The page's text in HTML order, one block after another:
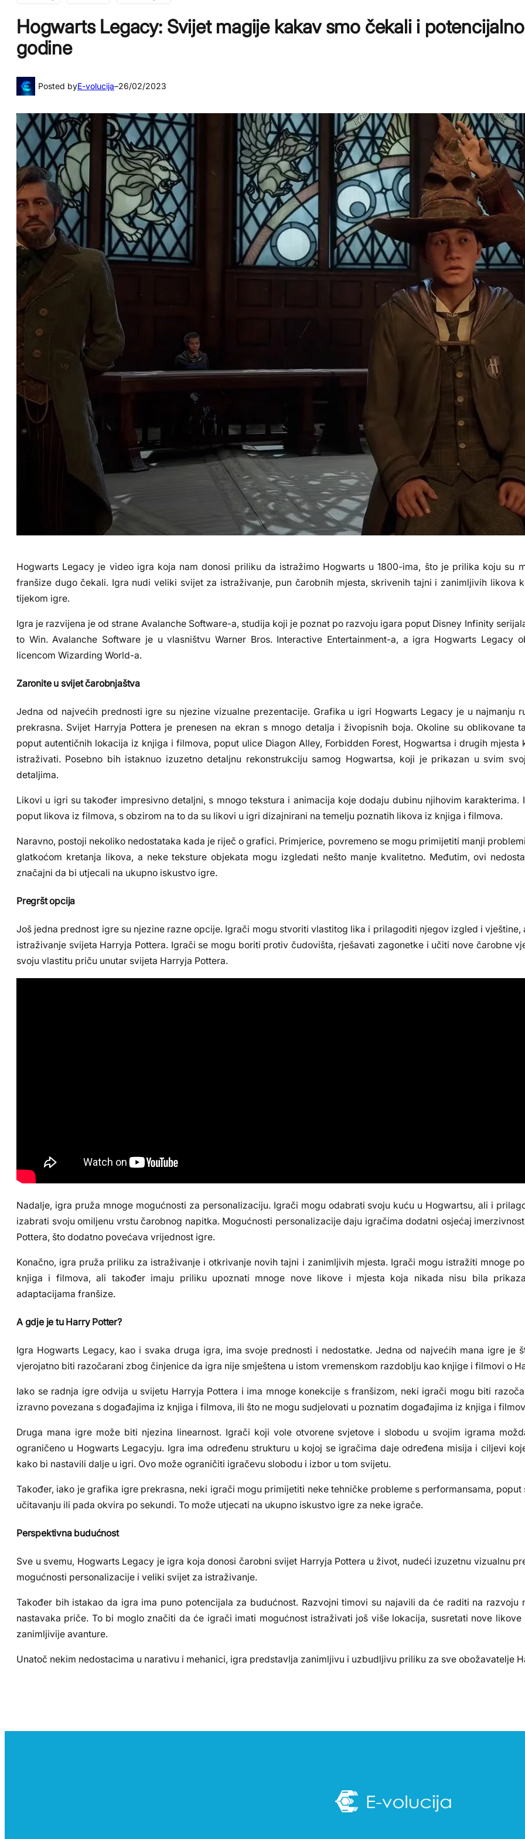
Hogwarts Legacy: Svijet magije kakav smo čekali i
godine
Posted byE-volucija–26/02/2023
Hogwarts Legacy je video igra koja nam donosi priliku da istražimo Hogwarts u 1800-ima, što je prilika koju su
franšize dugo čekali. Igra nudi veliki svijet za istraživanje, pun čarobnih mjesta, skrivenih tajni i zanimljivih likova
tijekom igre.
Igra je razvijena je od strane Avalanche Software-a, studija koji je poznat po razvoju igara poput Disney Infinity
to Win. Avalanche Software je u vlasništvu Warner Bros. Interactive Entertainment-a, a igra Hogwarts Legacy
licencom Wizarding World-a.
Zaronite u svijet čarobnjaštva
Jedna od najvećih prednosti igre su njezine vizualne prezentacije. Grafika u igri Hogwarts Legacy je u najmanju
prekrasna. Svijet Harryja Pottera je prenesen na ekran s mnogo detalja i živopisnih boja. Okoline su oblikovane
poput autentičnih lokacija iz knjiga i filmova, poput ulice Diagon Alley, Forbidden Forest, Hogwartsa i drugih mjesta
istraživati. Posebno bih istaknuo izuzetno detaljnu rekonstrukciju samog Hogwartsa, koji je prikazan u svim
detaljima.
Likovi u igri su također impresivno detaljni, s mnogo tekstura i animacija koje dodaju dubinu njihovim karakterima.
poput likova iz filmova, s obzirom na to da su likovi u igri dizajnirani na temelju poznatih likova iz knjiga i filmova.
Naravno, postoji nekoliko nedostataka kada je riječ o grafici. Primjerice, povremeno se mogu primijetiti manji
glatkoćom kretanja likova, a neke teksture objekata mogu izgledati nešto manje kvalitetno. Međutim, ovi
značajni da bi utjecali na ukupno iskustvo igre.
Pregršt opcija
Još jedna prednost igre su njezine razne opcije. Igrači mogu stvoriti vlastitog lika i prilagoditi njegov izgled i vještine,
istraživanje svijeta Harryja Pottera. Igrači se mogu boriti protiv čudovišta, rješavati zagonetke i učiti nove čarobne
svoju vlastitu priču unutar svijeta Harryja Pottera.
Nadalje, igra pruža mnoge mogućnosti za personalizaciju. Igrači mogu odabrati svoju kuću u Hogwartsu, ali i
izabrati svoju omiljenu vrstu čarobnog napitka. Mogućnosti personalizacije daju igračima dodatni osjećaj
Pottera, što dodatno povećava vrijednost igre.
Konačno, igra pruža priliku za istraživanje i otkrivanje novih tajni i zanimljivih mjesta. Igrači mogu istražiti mnoge
knjiga i filmova, ali također imaju priliku upoznati mnoge nove likove i mjesta koja nikada nisu bila
adaptacijama franšize.
A gdje je tu Harry Potter?
Igra Hogwarts Legacy, kao i svaka druga igra, ima svoje prednosti i nedostatke. Jedna od najvećih mana igre je
vjerojatno biti razočarani zbog činjenice da igra nije smještena u istom vremenskom razdoblju kao knjige i filmovi o
Iako se radnja igre odvija u svijetu Harryja Pottera i ima mnoge konekcije s franšizom, neki igrači mogu biti
izravno povezana s događajima iz knjiga i filmova, ili što ne mogu sudjelovati u poznatim događajima iz knjiga i
Druga mana igre može biti njezina linearnost. Igrači koji vole otvorene svjetove i slobodu u svojim igrama
ograničeno u Hogwarts Legacyju. Igra ima određenu strukturu u kojoj se igračima daje određena misija i ciljevi
kako bi nastavili dalje u igri. Ovo može ograničiti igračevu slobodu i izbor u tom svijetu.
Također, iako je grafika igre prekrasna, neki igrači mogu primijetiti neke tehničke probleme s performansama,
učitavanju ili pada okvira po sekundi. To može utjecati na ukupno iskustvo igre za neke igrače.
Perspektivna budućnost
Sve u svemu, Hogwarts Legacy je igra koja donosi čarobni svijet Harryja Pottera u život, nudeći izuzetnu vizualnu
mogućnosti personalizacije i veliki svijet za istraživanje.
Također bih istakao da igra ima puno potencijala za budućnost. Razvojni timovi su najavili da će raditi na razvoju
nastavaka priče. To bi moglo značiti da će igrači imati mogućnost istraživati još više lokacija, susretati nove
zanimljivije avanture.
Unatoč nekim nedostacima u narativu i mehanici, igra predstavlja zanimljivu i uzbudljivu priliku za sve obožavatelje